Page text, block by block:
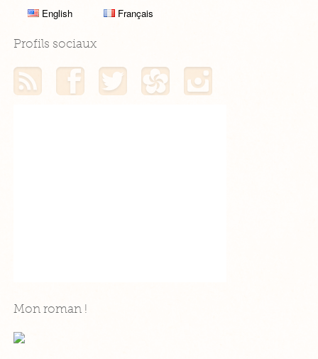
English Français
Profils sociaux
Mon flux RSSMon profil Facebook
Mon profil TwitterMon profil Hellocoton
Mon roman !